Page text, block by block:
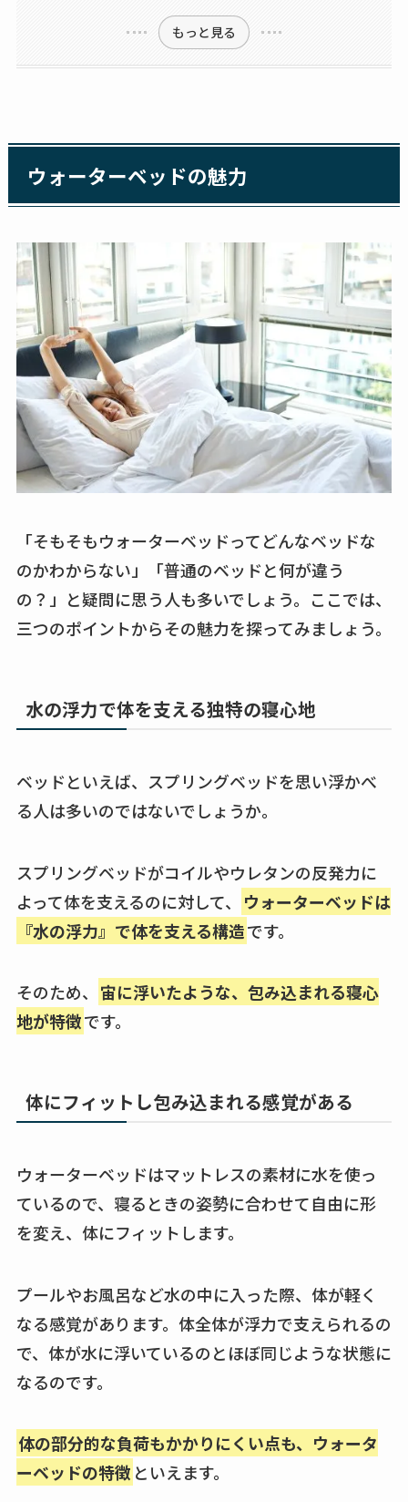
もっと見る
ウォーターベッドの魅力
「そもそもウォーターベッドってどんなベッドな
のかわからない」「普通のベッドと何が違う
の？」と疑問に思う人も多いでしょう。ここでは、
三つのポイントからその魅力を探ってみましょう。
水の浮力で体を支える独特の寝心地
ベッドといえば、スプリングベッドを思い浮かべ
る人は多いのではないでしょうか。
スプリングベッドがコイルやウレタンの反発力に
よって体を支えるのに対して、
ウォーターベッドは
『水の浮力』で体を支える構造です。
そのため、 宙に浮いたような、包み込まれる寝心
地が特徴です。
体にフィットし包み込まれる感覚がある
ウォーターベッドはマットレスの素材に水を使っ
ているので、寝るときの姿勢に合わせて自由に形
を変え、体にフィットします。
プールやお風呂など水の中に入った際、体が軽く
なる感覚があります。体全体が浮力で支えられるの
で、体が水に浮いているのとほぼ同じような状態に
なるのです。
体の部分的な負荷もかかりにくい点も、ウォータ
ーベッドの特徴 といえます。